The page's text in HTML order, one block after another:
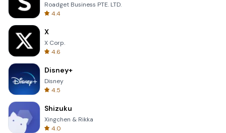
Roadget Business PTE. LTD.
4.4
X
X Corp.
4.6
Disney+
Disney
4.5
Shizuku
Xingchen & Rikka
4.0